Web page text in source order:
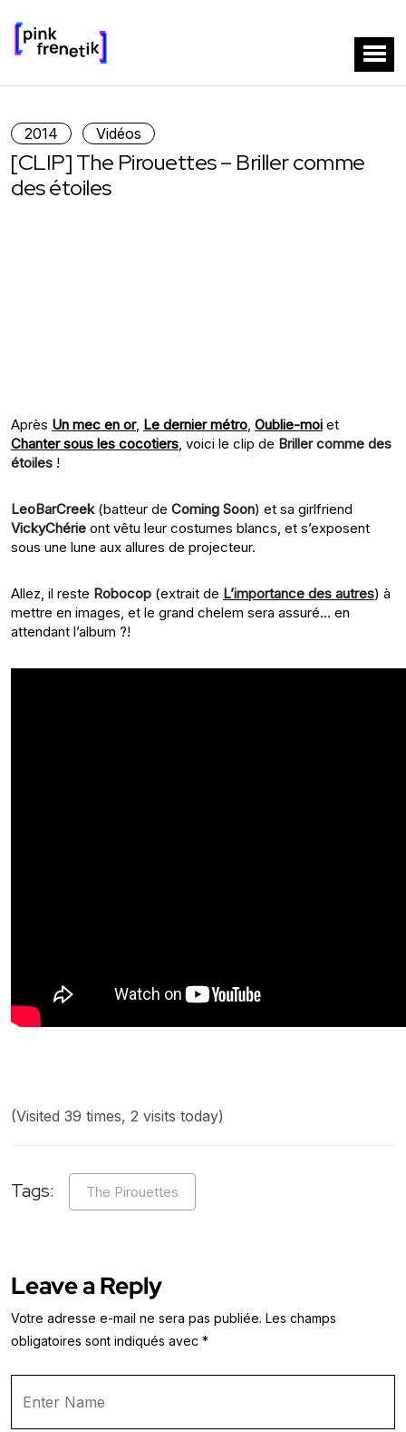
2014 Vidéos
[CLIP] The Pirouettes – Briller comme
des étoiles
Après Un mec en or, Le dernier métro, Oublie-moi et
Chanter sous les cocotiers, voici le clip de Briller comme des
étoiles !
LeoBarCreek(batteur de Coming Soon) et sa girlfriend
VickyChérie ont vêtu leur costumes blancs, et s’exposent
sous une lune aux allures de projecteur.
Allez, il reste Robocop (extrait de L’importance des autres) à
mettre en images, et le grand chelem sera assuré… en
attendant l’album ?!
(Visited 39 times, 2 visits today)
Tags: The Pirouettes
Leave a Reply
Votre adresse e-mail ne sera pas publiée. Les champs
obligatoires sont indiqués avec *